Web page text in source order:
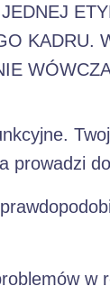
KADRU.
prowadzi
w